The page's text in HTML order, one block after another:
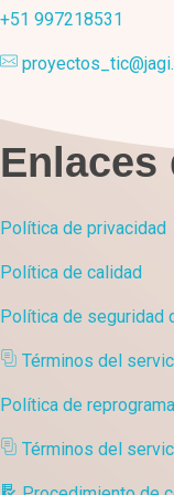
+51 997218531
Enlaces
Política de privacidad
Política de calidad
Política de seguridad
Términos del
Política de
Términos del